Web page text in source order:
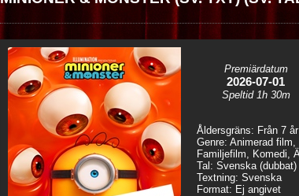
Premiärdatum
2026-07-01
Speltid 1h 30m
Åldersgräns: Från 7 år
Genre: Animerad film,
Familjefilm, Komedi,
Tal: Svenska (dubbat)
Textning: Svenska
Format: Ej angivet